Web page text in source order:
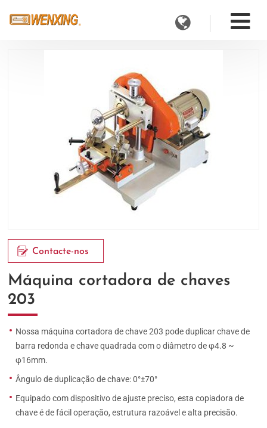
Contacte-nos
Máquina cortadora de chaves
203
Nossa máquina cortadora de chave 203 pode duplicar chave de
barra redonda e chave quadrada com o diâmetro de φ4.8 ~
φ16mm.
Ângulo de duplicação de chave: 0°±70°
Equipado com dispositivo de ajuste preciso, esta copiadora de
chave é de fácil operação, estrutura razoável e alta precisão.